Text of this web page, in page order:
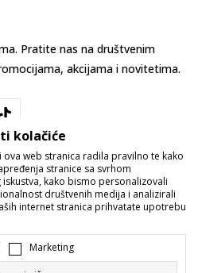
Pratite nas na društvenim
akcijama i novitetima.
Promijenite
kolačiće
web stranica radila pravilno te kako
stranice sa svrhom
kako bismo personalizovali
društvenih medija i analizirali
internet stranica prihvatate upotrebu
Marketing